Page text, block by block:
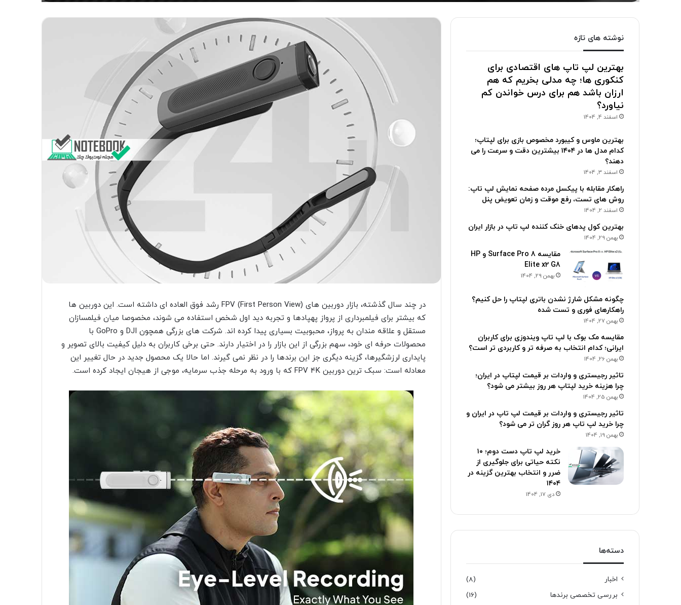
در چند سال گذشته، بازار دوربین های FPV (First Person View) رشد فوق العاده ای داشته است. این دوربین ها
که بیشتر برای فیلمبرداری از پرواز پهپادها و تجربه دید اول شخص استفاده می شوند، مخصوصا میان فیلمسازان
مستقل و علاقه مندان به پرواز، محبوبیت بسیاری پیدا کرده اند. شرکت های بزرگی همچون DJI و GoPro با
محصولات حرفه ای خود، سهم بزرگی از این بازار را در اختیار دارند. حتی برخی کاربران به دلیل کیفیت بالای تصویر و
پایداری لرزشگیرها، گزینه دیگری جز این برندها را در نظر نمی گیرند. اما حالا یک محصول جدید در حال تغییر این
معادله است: سبک ترین دوربین FPV 4K که با ورود به مرحله جذب سرمایه، موجی از هیجان ایجاد کرده است.
نوشته های تازه
بهترین لپ تاپ های اقتصادی برای
کنکوری ها؛ چه مدلی بخریم که هم
ارزان باشد هم برای درس خواندن کم
نیاورد؟
اسفند 4, 1404
بهترین ماوس و کیبورد مخصوص بازی برای لپتاپ؛
کدام مدل ها در ۱۴۰۴ بیشترین دقت و سرعت را می
دهند؟
اسفند 3, 1404
راهکار مقابله با پیکسل مرده صفحه نمایش لپ تاپ:
روش های تست، رفع موقت و زمان تعویض پنل
اسفند 2, 1404
بهترین کول پدهای خنک کننده لپ تاپ در بازار ایران
بهمن 29, 1404
مقایسه Surface Pro 8 و HP
Elite x2 G8
بهمن 29, 1404
چگونه مشکل شارژ نشدن باتری لپتاپ را حل کنیم؟
راهکارهای فوری و تست شده
بهمن 27, 1404
مقایسه مک بوک با لپ تاپ ویندوزی برای کاربران
ایرانی؛ کدام انتخاب به صرفه تر و کاربردی تر است؟
بهمن 26, 1404
تاثیر رجیستری و واردات بر قیمت لپتاپ در ایران؛
چرا هزینه خرید لپتاپ هر روز بیشتر می شود؟
بهمن 25, 1404
تاثیر رجیستری و واردات بر قیمت لپ تاپ در ایران و
چرا خرید لپ تاپ هر روز گران تر می شود؟
بهمن 19, 1404
خرید لپ تاپ دست دوم؛ ۱۰
نکته حیاتی برای جلوگیری از
ضرر و انتخاب بهترین گزینه در
۱۴۰۴
دی 17, 1404
دسته‌ها
اخبار
(8)
بررسی تخصصی برندها
(16)